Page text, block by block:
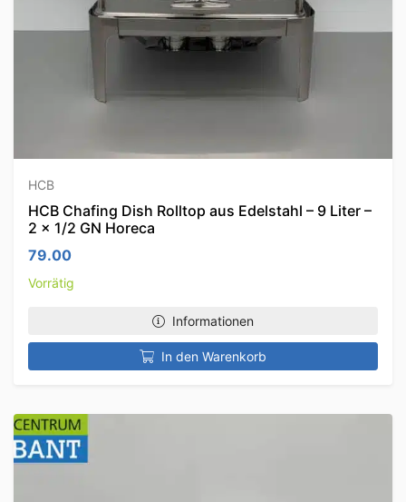
HCB
HCB Chafing Dish Rolltop aus Edelstahl – 9 Liter –
2 x 1/2 GN Horeca
79.00
Vorrätig
Informationen
In den Warenkorb